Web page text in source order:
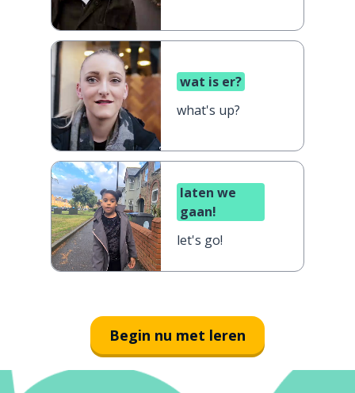
wat is er?
what's up?
laten we
gaan!
let's go!
Begin nu met leren